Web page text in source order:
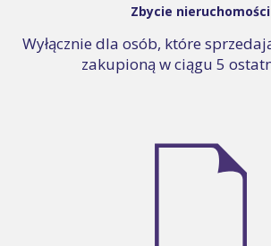
Zbycie nieruchomości
Wyłącznie dla osób, które
zakupioną w ciągu 5